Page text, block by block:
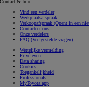
Contact & Info
Vind een verdeler
Werkplaatsafspraak
Verkoopafspraak (Opent in een
Contacteer ons
Onze verdelers
FAQ (Veelgestelde vragen)
Wettelijke vermelding
Privéleven
Data sharing
Cookies
Toegankelijkheid
Professionals
MyToyota app